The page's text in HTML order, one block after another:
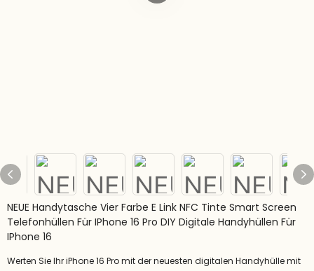
NEUE Handytasche Vier Farbe E Link NFC Tinte Smart Screen
Telefonhüllen Für IPhone 16 Pro DIY Digitale Handyhüllen Für
IPhone 16
Werten Sie Ihr iPhone 16 Pro mit der neuesten digitalen Handyhülle mit